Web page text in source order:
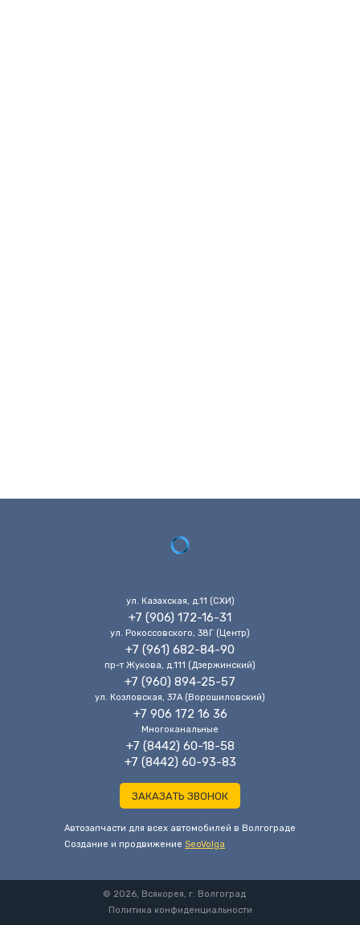
Автозапчасти для всех автомобилей в Волгограде
Cоздание и продвижение SeoVolga
ул. Казахская, д.11 (CХИ)
+7 (906) 172-16-31
ул. Рокоссовского, 38Г (Центр)
+7 (961) 682-84-90
пр-т Жукова, д.111 (Дзержинский)
+7 (960) 894-25-57
ул. Козловская, 37А (Ворошиловский)
+7 906 172 16 36
Многоканальные
+7 (8442) 60-18-58
+7 (8442) 60-93-83
ЗАКАЗАТЬ ЗВОНОК
© 2026, Всякорея, г. Волгоград
Политика конфиденциальности